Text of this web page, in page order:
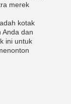
merek
kotak
Anda dan
ini untuk